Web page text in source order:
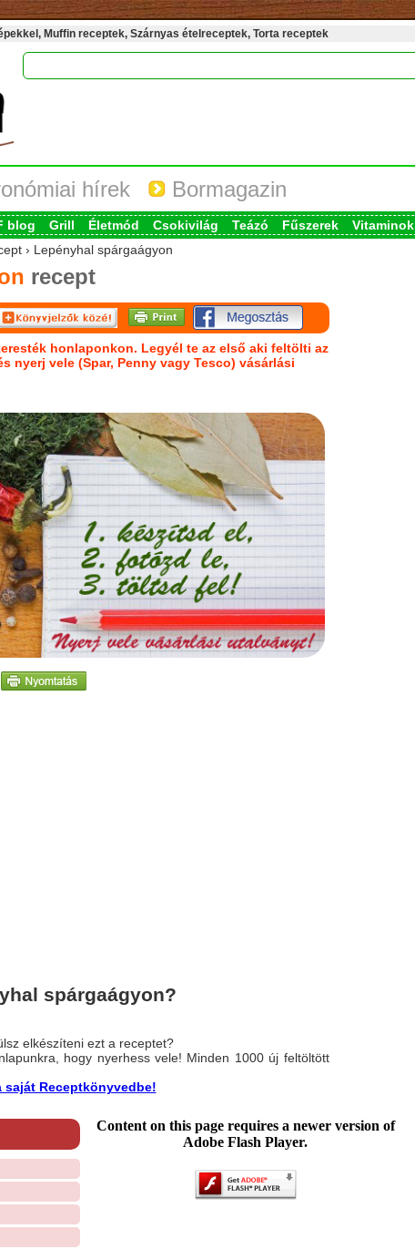
Muffin receptek, Szárnyas ételreceptek, Torta receptek
hírek Bormagazin
blog Grill Életmód Csokivilág Teázó Fűszerek Vitaminok
› Lepényhal spárgaágyon
recept
honlaponkon. Legyél te az első aki feltölti az
nyerj vele (Spar, Penny vagy Tesco) vásárlási
spárgaágyon?
elkészíteni ezt a receptet?
hogy nyerhess vele! Minden 1000 új feltöltött
Receptkönyvedbe!
Content on this page requires a newer version of
Adobe Flash Player.